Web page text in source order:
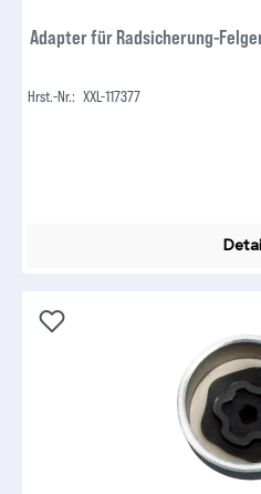
Adapter für Radsicherung-
Hrst.-Nr.: XXL-117377